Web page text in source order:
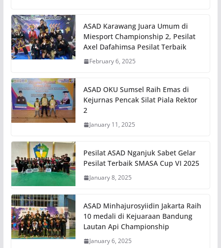
ASAD Karawang Juara Umum di
Miesport Championship 2, Pesilat
Axel Dafahimsa Pesilat Terbaik
February 6, 2025
ASAD OKU Sumsel Raih Emas di
Kejurnas Pencak Silat Piala Rektor
2
January 11, 2025
Pesilat ASAD Nganjuk Sabet Gelar
Pesilat Terbaik SMASA Cup VI 2025
January 8, 2025
ASAD Minhajurosyiidin Jakarta Raih
10 medali di Kejuaraan Bandung
Lautan Api Championship
January 6, 2025